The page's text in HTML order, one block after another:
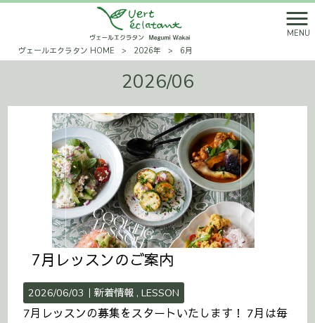
MENU
ヴェールエクラタン HOME
> 2026年 > 6月
2026/06
7月レッスンのご案内
2026/06/03｜新着情報 LESSON
7月レッスンの募集をスタートいたします！ 7月は毎